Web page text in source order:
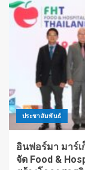
ประชาสัมพันธ์
อินฟอร์มา มาร์เ
จัด Food &